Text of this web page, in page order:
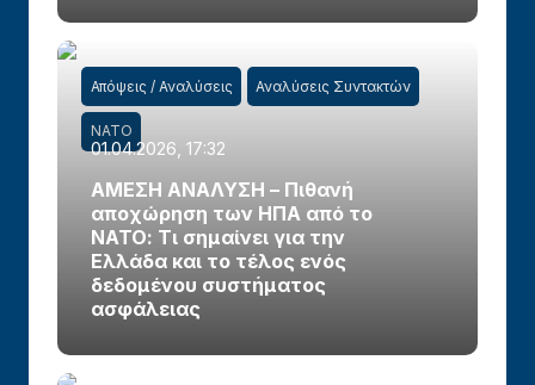
Απόψεις / Αναλύσεις Αναλύσεις Συντακτών
ΝΑΤΟ
01.04.2026, 17:32
ΑΜΕΣΗ ΑΝΑΛΥΣΗ – Πιθανή
αποχώρηση των ΗΠΑ από το
ΝΑΤΟ: Τι σημαίνει για την
Ελλάδα και το τέλος ενός
δεδομένου συστήματος
ασφάλειας